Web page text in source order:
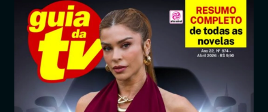
Início
Jornais